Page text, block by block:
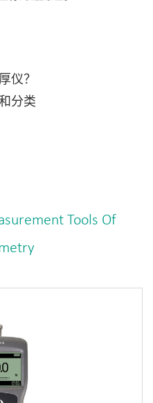
仪？
分类
Tools Of